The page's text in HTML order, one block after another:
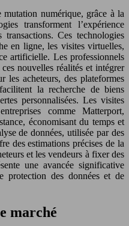
numérique, grâce à la
transforment l’expérience
Ces technologies
en ligne, les visites virtuelles,
artificielle. Les professionnels
nouvelles réalités et intégrer
les acheteurs, des plateformes
la recherche de biens
personnalisées. Les visites
comme Matterport,
économisant du temps et
de données, utilisée par des
des estimations précises de la
et les vendeurs à fixer des
une avancée significative
protection des données et de
marché